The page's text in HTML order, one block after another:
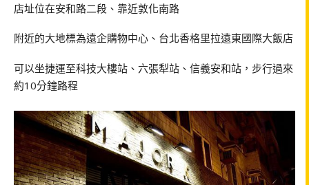
店址位在安和路二段、靠近敦化南路
附近的大地標為遠企購物中心、台北香格里拉遠東國際大飯店
可以坐捷運至科技大樓站、六張犁站、信義安和站，步行過來
約10分鐘路程